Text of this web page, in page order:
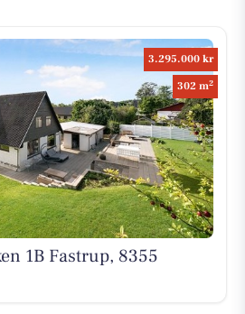
3.295.000 kr
302 m2
1B Fastrup, 8355